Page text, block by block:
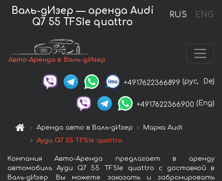
RUS ENG
Валь-дИзер — аренда Audi
Q7 55 TFSIe quattro
Авто-Аренда в Валь-дИзер
+4917622366899 (рус, De)
+4917622366900 (Eng)
Аренда авто в Валь-дИзер
Марка Audi
Ауди Q7 55 TFSIe quattro
Компания Авто-Аренда предлагает в аренду
автомобиль Ауди Q7 55 TFSIe quattro с доставкой в
Валь-дИзер. Вы можете заказать и забронировать